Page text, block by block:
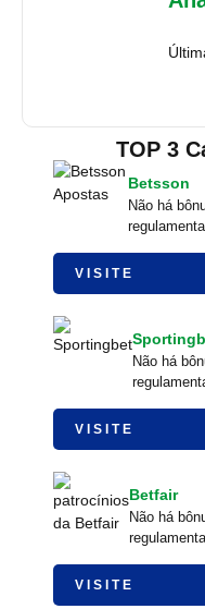
TOP 3
Betsson
Não há
VISITE
Não há
VISITE
Betfair
Não há
VISITE